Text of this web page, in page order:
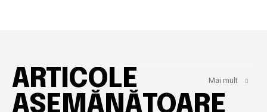
ARTICOLE
ASEMĂNĂTOARE
Mai mult